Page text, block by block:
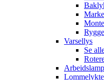
Varsellys
Se